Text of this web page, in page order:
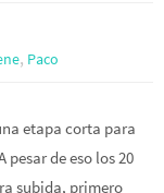
, Paco
etapa corta para
de eso los 20
subida, primero